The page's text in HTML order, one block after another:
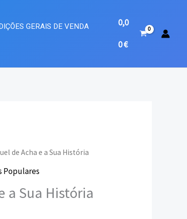
GERAIS DE VENDA
0,0
0€
de Acha e a Sua História
Populares
a Sua História